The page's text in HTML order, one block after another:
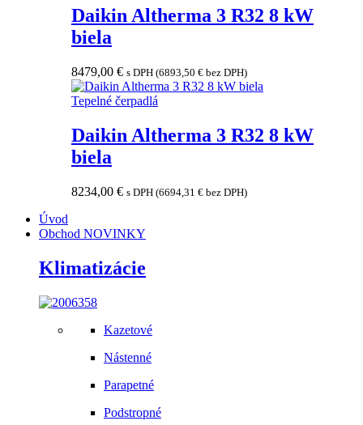
Daikin Altherma 3 R32 8 kW
biela
8479,00 € s DPH (6893,50 € bez DPH)
Tepelné čerpadlá
Daikin Altherma 3 R32 8 kW
biela
8234,00 € s DPH (6694,31 € bez DPH)
Úvod
Obchod NOVINKY
Klimatizácie
Kazetové
Nástenné
Parapetné
Podstropné